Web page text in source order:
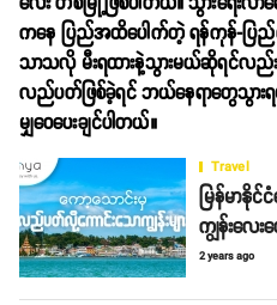
က​နေ ပြည်အထိ​ပေါက်တဲ့ ​ရန်ကုန်-ပြ
သာသလို မီးရထားနဲ့သွားမယ်ဆိုရင်လည်
လည်ပတ်ဖြစ်ခဲ့ရင် ဘယ်နေရာတွေသွား
မျှဝေပေးချင်ပါတယ်။
Travel
မြန်မာနို
ကျွန်းလေး
2 years ago